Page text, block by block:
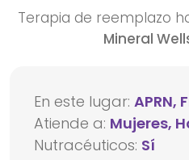
Terapia de reemplazo
Mineral
En este lugar: APRN,
Atiende a: Mujeres,
Nutracéuticos: Sí